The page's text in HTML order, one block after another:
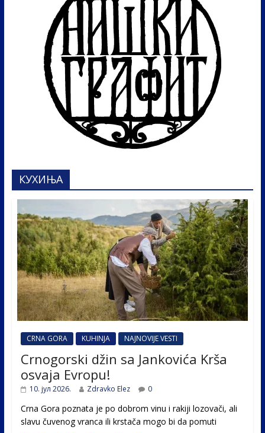
КУХИЊА
CRNA GORA KUHINJA NAJNOVIJE VESTI
Crnogorski džin sa Jankovića Krša
osvaja Evropu!
10. јул 2026. Zdravko Elez 0
Crna Gora poznata je po dobrom vinu i rakiji lozovači, ali
slavu čuvenog vranca ili krstača mogo bi da pomuti